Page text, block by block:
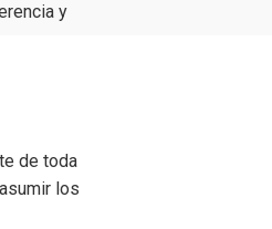
y
de toda
los